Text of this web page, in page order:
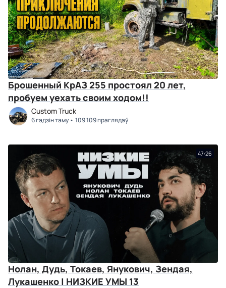
Брошенный КрАЗ 255 простоял 20 лет,
пробуем уехать своим ходом!!
Custom Truck
6 гадзін таму 109 109 праглядаў
47:26
Нолан, Дудь, Токаев, Янукович, Зендая,
Лукашенко | НИЗКИЕ УМЫ 13